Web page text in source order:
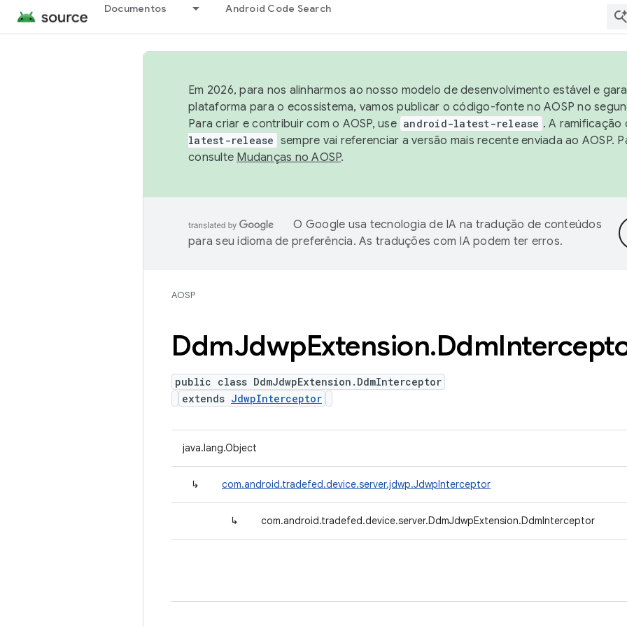
Documentos Android Code Search
Em 2026, para nos alinharmos ao nosso modelo de desenvolvimento estável e
plataforma para o ecossistema, vamos publicar o código-fonte no AOSP no
Para criar e contribuir com o AOSP, use android-latest-release . A
latest-release sempre vai referenciar a versão mais recente enviada ao AOSP.
consulte Mudanças no AOSP.
O Google usa tecnologia de IA na tradução de conteúdos
para seu idioma de preferência. As traduções com IA podem ter erros.
AOSP
DdmJdwpExtension.Ddm
public class DdmJdwpExtension.DdmInterceptor
extends JdwpInterceptor
java.lang.Object
↳ com.android.tradefed.device.server.jdwp.JdwpInterceptor
↳ com.android.tradefed.device.server.DdmJdwpExtension.DdmInterceptor